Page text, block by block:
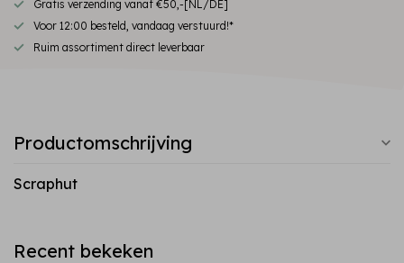
Gratis verzending vanaf €50,-[NL/DE]
Voor 12:00 besteld, vandaag verstuurd!*
Ruim assortiment direct leverbaar
Productomschrijving
Scraphut
Recent bekeken